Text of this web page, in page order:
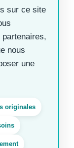
sur ce site
nous
une
originales